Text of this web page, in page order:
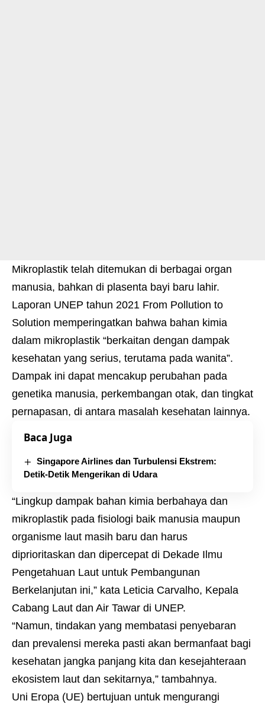
Mikroplastik telah ditemukan di berbagai organ
manusia, bahkan di plasenta bayi baru lahir.
Laporan UNEP tahun 2021 From Pollution to
Solution memperingatkan bahwa bahan kimia
dalam mikroplastik “berkaitan dengan dampak
kesehatan yang serius, terutama pada wanita”.
Dampak ini dapat mencakup perubahan pada
genetika manusia, perkembangan otak, dan tingkat
pernapasan, di antara masalah kesehatan lainnya.
Baca Juga
Singapore Airlines dan Turbulensi Ekstrem:
Detik-Detik Mengerikan di Udara
“Lingkup dampak bahan kimia berbahaya dan
mikroplastik pada fisiologi baik manusia maupun
organisme laut masih baru dan harus
diprioritaskan dan dipercepat di Dekade Ilmu
Pengetahuan Laut untuk Pembangunan
Berkelanjutan ini,” kata Leticia Carvalho, Kepala
Cabang Laut dan Air Tawar di UNEP.
“Namun, tindakan yang membatasi penyebaran
dan prevalensi mereka pasti akan bermanfaat bagi
kesehatan jangka panjang kita dan kesejahteraan
ekosistem laut dan sekitarnya,” tambahnya.
Uni Eropa (UE) bertujuan untuk mengurangi